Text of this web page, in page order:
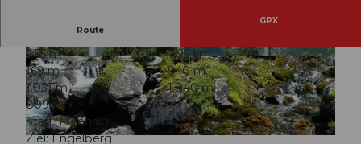
© Engelberg - Titlis Tourismus, Engelberg-Titlis Tourismus
© Engelberg - Titlis Tourismus, Engelberg-Titlis
Tourismus
© Engelberg - Titlis Tourismus, Engelberg-Titlis
Tourismus
Route
GPX
2:55 h
7,95 km
169 m
940 m
1.031 m
1.840 m
809 m
Start: Fürenalp
Ziel: Engelberg